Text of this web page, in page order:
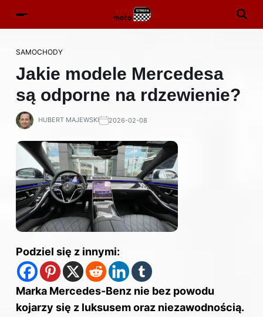
SAMOCHODY
Jakie modele Mercedesa
są odporne na rdzewienie?
HUBERT MAJEWSKI 2026-02-08
Podziel się z innymi:
Marka Mercedes-Benz nie bez powodu
kojarzy się z luksusem oraz niezawodnością.